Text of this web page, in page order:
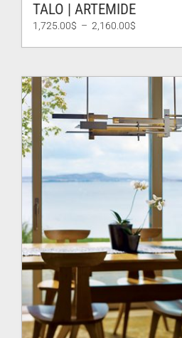
TALO | ARTEMIDE
1,725.00$ – 2,160.00$
2,160.00$